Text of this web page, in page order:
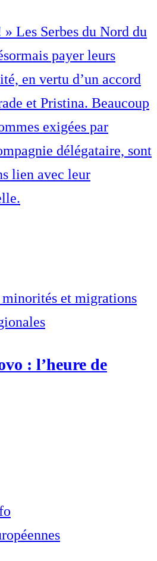
» Les Serbes du Nord du
payer leurs
en vertu d’un accord
et Pristina. Beaucoup
exigées par
délégataire, sont
lien avec leur
et migrations
: l’heure de